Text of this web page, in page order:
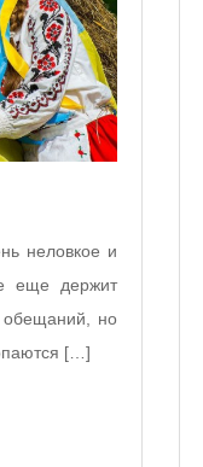
неловкое и
еще держит
обещаний, но
[…]